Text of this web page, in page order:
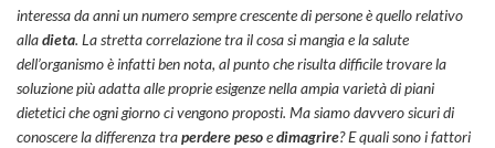
interessa da anni un numero sempre crescente di persone è quello relativo
alladieta. La stretta correlazione tra ilcosa si mangiae la salute
dell’organismo è infatti ben nota, al punto che risulta difficile trovare la
soluzione più adatta alle proprie esigenze nella ampia varietà di piani
dietetici che ogni giorno ci vengono proposti. Ma siamo davvero sicuri di
conoscere la differenza traperdere pesoedimagrire? E quali sono i fattori